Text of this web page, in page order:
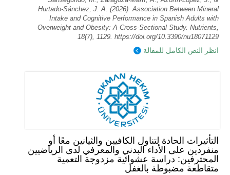
Hurtado-Sánchez, J. A. (2026). Association Between Mineral
Intake and Cognitive Performance in Spanish Adults with
Overweight and Obesity: A Cross-Sectional Study. Nutrients,
18(7), 1129. https://doi.org/10.3390/nu18071129
انظر النص الكامل للمقالة
التأثيرات الحادة لتناول الكافيين والثيانين معًا أو
منفردين على الأداء البدني والمعرفي لدى الرياضيين
المحترفين: دراسة عشوائية مزدوجة التعمية
متقاطعة مضبوطة بالغفل